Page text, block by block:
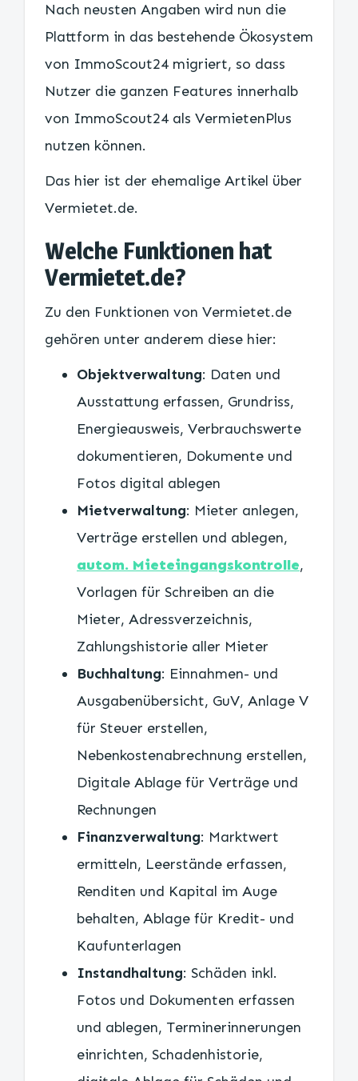
Nach neusten Angaben wird nun die
Plattform in das bestehende Ökosystem
von ImmoScout24 migriert, so dass
Nutzer die ganzen Features innerhalb
von ImmoScout24 als VermietenPlus
nutzen können.
Das hier ist der ehemalige Artikel über
Vermietet.de.
Welche Funktionen hat
Vermietet.de?
Zu den Funktionen von Vermietet.de
gehören unter anderem diese hier:
Objektverwaltung: Daten und
Ausstattung erfassen, Grundriss,
Energieausweis, Verbrauchswerte
dokumentieren, Dokumente und
Fotos digital ablegen
Mietverwaltung: Mieter anlegen,
Verträge erstellen und ablegen,
autom. Mieteingangskontrolle,
Vorlagen für Schreiben an die
Mieter, Adressverzeichnis,
Zahlungshistorie aller Mieter
Buchhaltung: Einnahmen- und
Ausgabenübersicht, GuV, Anlage V
für Steuer erstellen,
Nebenkostenabrechnung erstellen,
Digitale Ablage für Verträge und
Rechnungen
Finanzverwaltung: Marktwert
ermitteln, Leerstände erfassen,
Renditen und Kapital im Auge
behalten, Ablage für Kredit- und
Kaufunterlagen
Instandhaltung: Schäden inkl.
Fotos und Dokumenten erfassen
und ablegen, Terminerinnerungen
einrichten, Schadenhistorie,